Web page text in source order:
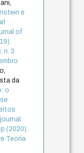
e
of
n. 3
da
o
(2020):
Teoria